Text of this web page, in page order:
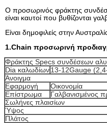
Ο προσωρινός φράκτης
είναι καυτοί που βυθίζονται
Είναι δημοφιλείς στην
1.Chain προσωρινή
Φράκτης Specs συνδέσεων
Dia καλωδίων13-12Gauge
Άνοιγμα
Εφαρμογή
Οικονομία
Επίστρωμα
Γαλβανισμένος
Σωλήνες πλαισίων
Ύψος
Πλάτος